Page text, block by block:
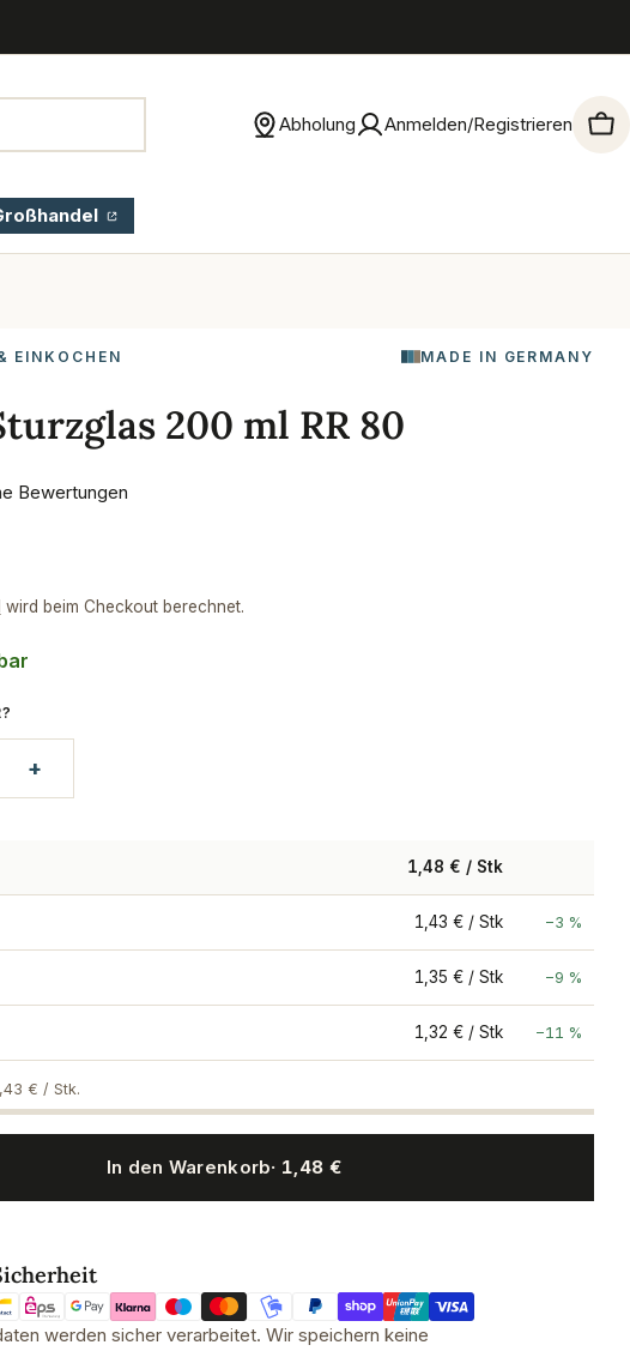
Abholung Anmelden/Registrieren
EINKOCHEN
MADE IN GERMANY
200 ml RR 80
Bewertungen
wird beim Checkout berechnet.
+
1,48 € / Stk
1,43 € / Stk −3 %
1,35 € / Stk −9 %
1,32 € / Stk −11 %
€ / Stk.
In den Warenkorb· 1,48 €
werden sicher verarbeitet. Wir speichern keine